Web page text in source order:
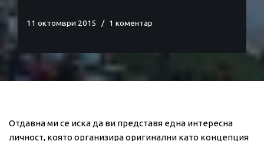
11 октомври 2015 1 коментар
Отдавна ми се иска да ви представя една интересна
личност, която организира оригинални като концепция